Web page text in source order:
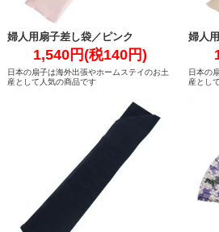
婦人用扇子差し袋／ピンク
1,540円(税140円)
日本の扇子は海外出張やホームステイのお土
産として人気の商品です
婦人
日本の
産とし